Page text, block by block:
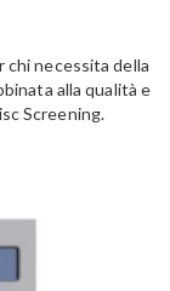
chi necessita della
alla qualità e
Screening.